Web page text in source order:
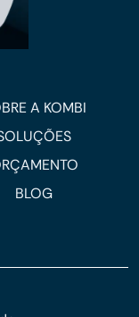
A KOMBI
BLOG